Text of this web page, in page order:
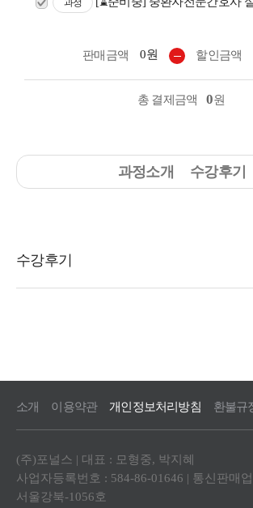
판매금액 0원 할인금액
총 결제금액 0원
과정소개 수강후기
소개 이용약관 개인정보처리방침 환불규
(주)포널스 | 대표 : 모형중, 박지혜
사업자등록번호 : 584-86-01646 | 통신판매
서울강북-1056호